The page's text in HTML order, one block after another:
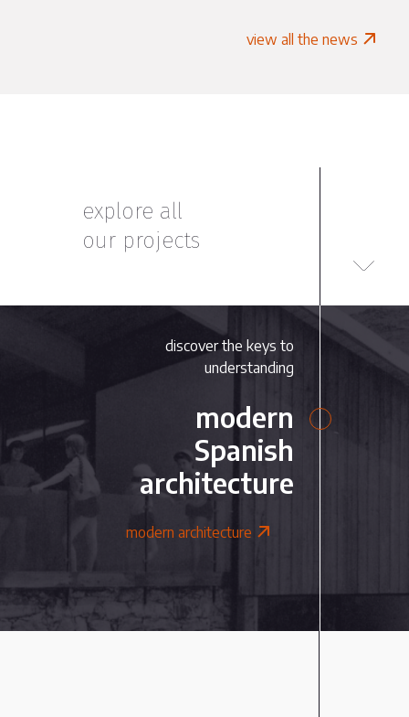
view all the news
explore all
our projects
discover the keys to
understanding
modern
Spanish
architecture
modern architecture